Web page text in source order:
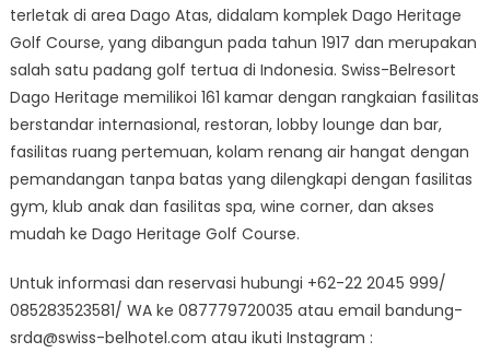
terletak di area Dago Atas, didalam komplek Dago Heritage
Golf Course, yang dibangun pada tahun 1917 dan merupakan
salah satu padang golf tertua di Indonesia. Swiss-Belresort
Dago Heritage memilikoi 161 kamar dengan rangkaian fasilitas
berstandar internasional, restoran, lobby lounge dan bar,
fasilitas ruang pertemuan, kolam renang air hangat dengan
pemandangan tanpa batas yang dilengkapi dengan fasilitas
gym, klub anak dan fasilitas spa, wine corner, dan akses
mudah ke Dago Heritage Golf Course.
Untuk informasi dan reservasi hubungi +62-22 2045 999/
085283523581/ WA ke 087779720035 atau email bandung-
srda@swiss-belhotel.com atau ikuti Instagram :